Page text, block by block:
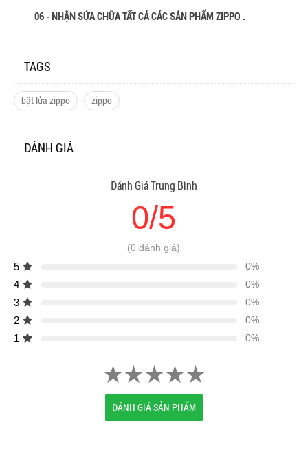
06 - NHẬN SỬA CHỮA TẤT CẢ CÁC SẢN PHẨM ZIPPO .
TAGS
bật lửa zippo zippo
ĐÁNH GIÁ
Đánh Giá Trung Bình
0/5
(0 đánh giá)
5 0%
4 0%
3 0%
2 0%
1 0%
ĐÁNH GIÁ SẢN PHẨM